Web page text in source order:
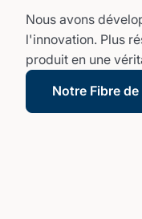
Nous avons
l'innovation. Plus
produit en une
Notre Fibre